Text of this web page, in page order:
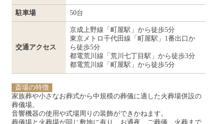
駐車場 50台
交通アクセス
京成上野線「町屋駅」から徒歩5分
東京メトロ千代田線「町屋駅」1番出口か
ら徒歩5分
都電荒川線「荒川七丁目駅」から徒歩3分
都電荒川線「町屋駅」から徒歩5分
斎場の特徴
家族葬や小さなお葬式から中規模の葬儀に適した火葬場併設の
葬儀場。
音響機器の使用や式場周りの装飾ができかねます。
葬儀場と火葬場が同じ敷地に有り、お通夜、ご葬儀、火葬まで